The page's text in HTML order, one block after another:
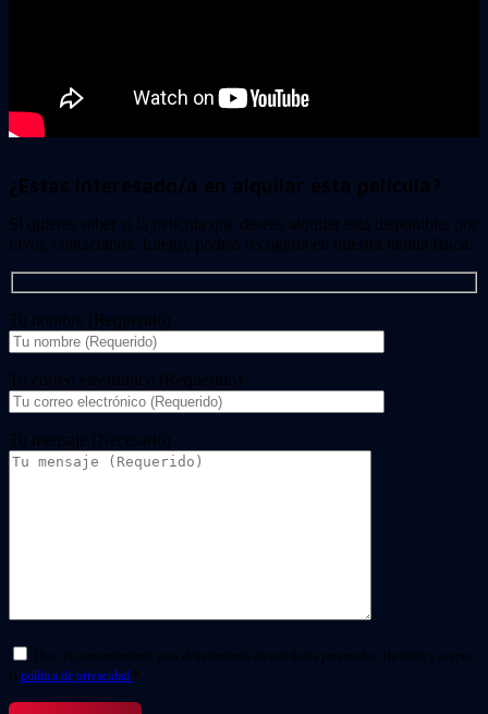
¿Estas interesado/a en alquilar esta película?
Si quieres saber si la película que deseas alquilar está disponible, por
favor, contáctanos. Luego, podrás recogerla en nuestra tienda física.
Tu nombre (Requerido)
Tu correo electrónico (Requerido)
Tu mensaje (Necesario)
Doy mi consentimiento para el tratamiento de mis datos personales. He leído y acepto
la política de privacidad. *